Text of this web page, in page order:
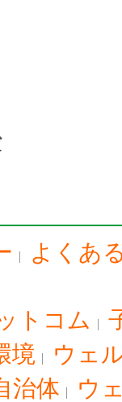
よくあ
トコム
境
ウェ
治体
ウ